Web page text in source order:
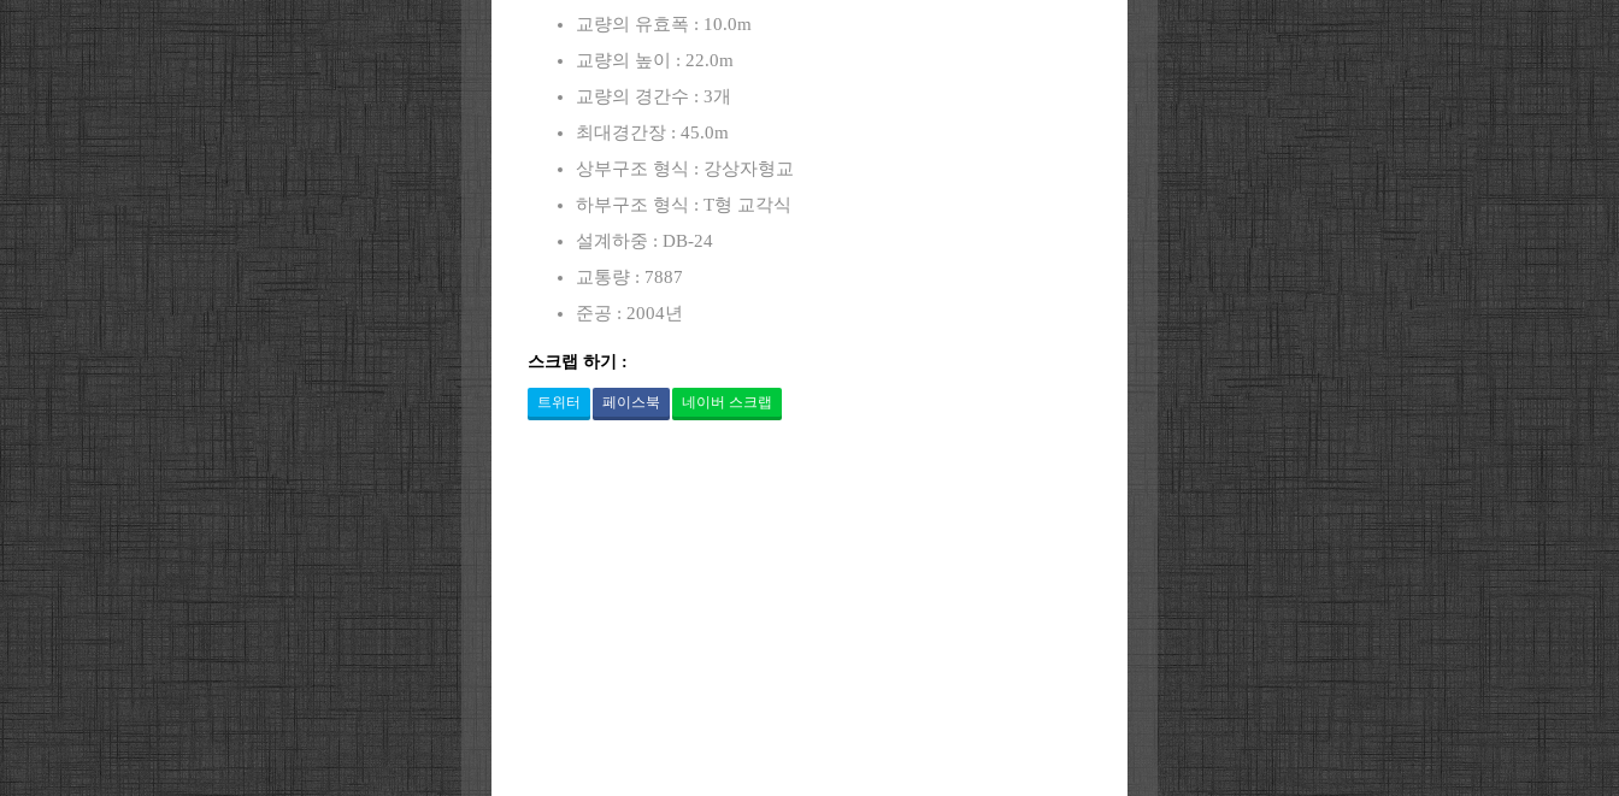
교량의 유효폭 : 10.0m
교량의 높이 : 22.0m
교량의 경간수 : 3개
최대경간장 : 45.0m
상부구조 형식 : 강상자형교
하부구조 형식 : T형 교각식
설계하중 : DB-24
교통량 : 7887
준공 : 2004년
스크랩 하기 :
트위터 페이스북 네이버 스크랩